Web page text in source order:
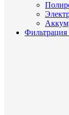
Фильтрация